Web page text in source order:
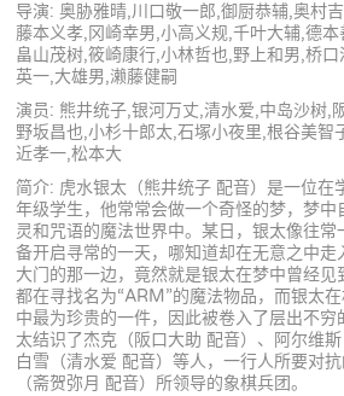
导演: 奥胁雅晴,川口敬一郎,御厨恭辅,奥村
藤本义孝,冈崎幸男,小高义规,千叶大辅,德
畠山茂树,筱崎康行,小林哲也,野上和男,桥
英一,大雄男,濑藤健嗣
演员: 熊井统子,银河万丈,清水爱,中岛沙树,
野坂昌也,小杉十郎太,石塚小夜里,根谷美智
近孝一,松本大
简介: 虎水银太（熊井统子 配音）是一位在
年级学生，他常常会做一个奇怪的梦，梦
灵和咒语的魔法世界中。某日，银太像往常
备开启寻常的一天，哪知道却在无意之中走
大门的那一边，竟然就是银太在梦中曾经见
都在寻找名为“ARM”的魔法物品，而银太
中最为珍贵的一件，因此被卷入了层出不穷
太结识了杰克（阪口大助 配音）、阿尔维
白雪（清水爱 配音）等人，一行人所要对
（斋贺弥月 配音）所领导的象棋兵团。